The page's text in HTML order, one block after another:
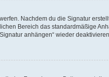
Nachdem du die Signatur
Bereich das standardmäßige
anhängen“ wieder deaktivieren.